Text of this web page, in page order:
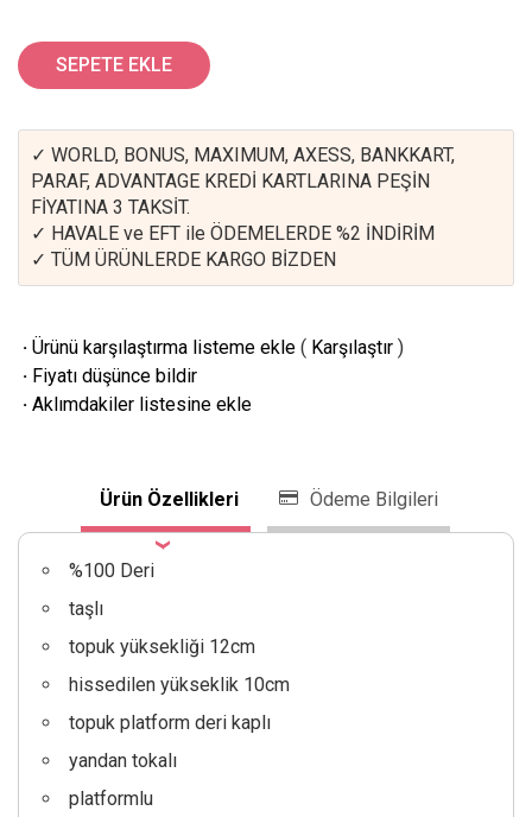
SEPETE EKLE
✓ WORLD, BONUS, MAXIMUM, AXESS, BANKKART,
PARAF, ADVANTAGE KREDİ KARTLARINA PEŞİN
FİYATINA 3 TAKSİT.
✓ HAVALE ve EFT ile ÖDEMELERDE %2 İNDİRİM
✓ TÜM ÜRÜNLERDE KARGO BİZDEN
· Ürünü karşılaştırma listeme ekle( Karşılaştır)
· Fiyatı düşünce bildir
· Aklımdakiler listesine ekle
Ürün Özellikleri Ödeme Bilgileri
%100 Deri
taşlı
topuk yüksekliği 12cm
hissedilen yükseklik 10cm
topuk platform deri kaplı
yandan tokalı
platformlu